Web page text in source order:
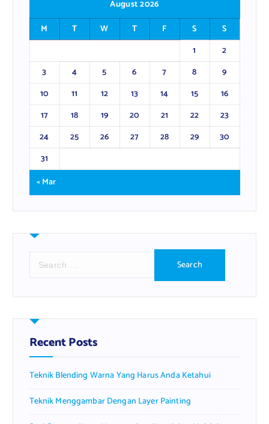
August 2026
M
T W T F S
S
1
2
3
4 5 6 7 8
9
10
11 12 13 14 15
16
17
18 19 20 21 22
23
24
25 26 27 28 29
30
31
« Mar
r
h
f
o
:
Recent Posts
Teknik Blending Warna Yang Harus Anda Ketahui
Teknik Menggambar Dengan Layer Painting